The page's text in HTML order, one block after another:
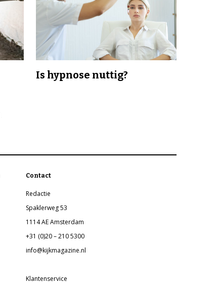
Is hypnose nuttig?
Contact
Redactie
Spaklerweg 53
1114 AE Amsterdam
+31 (0)20 – 210 5300
info@kijkmagazine.nl
Klantenservice